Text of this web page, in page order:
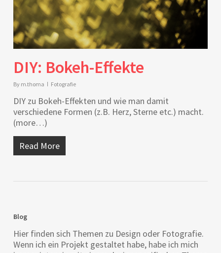
DIY: Bokeh-Effekte
By m.thoma Fotografie
DIY zu Bokeh-Effekten und wie man damit
verschiedene Formen (z.B. Herz, Sterne etc.) macht.
(more…)
Read More
Blog
Hier finden sich Themen zu Design oder Fotografie.
Wenn ich ein Projekt gestaltet habe, habe ich mich